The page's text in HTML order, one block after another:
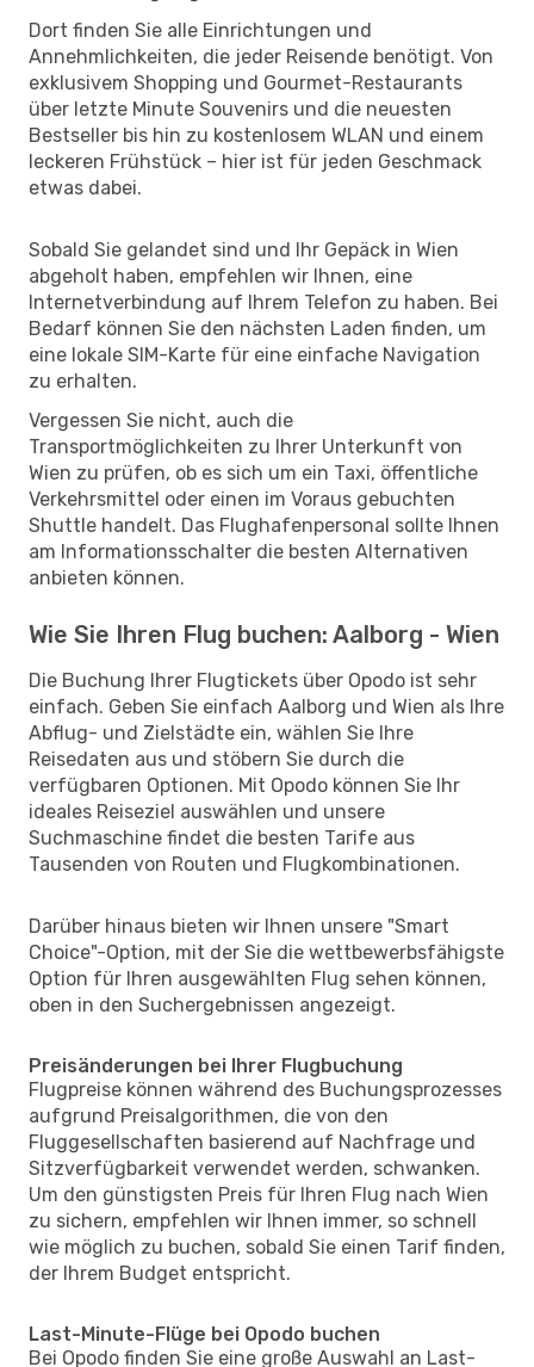
Dort finden Sie alle Einrichtungen und
Annehmlichkeiten, die jeder Reisende benötigt. Von
exklusivem Shopping und Gourmet-Restaurants
über letzte Minute Souvenirs und die neuesten
Bestseller bis hin zu kostenlosem WLAN und einem
leckeren Frühstück – hier ist für jeden Geschmack
etwas dabei.
Sobald Sie gelandet sind und Ihr Gepäck in Wien
abgeholt haben, empfehlen wir Ihnen, eine
Internetverbindung auf Ihrem Telefon zu haben. Bei
Bedarf können Sie den nächsten Laden finden, um
eine lokale SIM-Karte für eine einfache Navigation
zu erhalten.
Vergessen Sie nicht, auch die
Transportmöglichkeiten zu Ihrer Unterkunft von
Wien zu prüfen, ob es sich um ein Taxi, öffentliche
Verkehrsmittel oder einen im Voraus gebuchten
Shuttle handelt. Das Flughafenpersonal sollte Ihnen
am Informationsschalter die besten Alternativen
anbieten können.
Wie Sie Ihren Flug buchen: Aalborg - Wien
Die Buchung Ihrer Flugtickets über Opodo ist sehr
einfach. Geben Sie einfach Aalborg und Wien als Ihre
Abflug- und Zielstädte ein, wählen Sie Ihre
Reisedaten aus und stöbern Sie durch die
verfügbaren Optionen. Mit Opodo können Sie Ihr
ideales Reiseziel auswählen und unsere
Suchmaschine findet die besten Tarife aus
Tausenden von Routen und Flugkombinationen.
Darüber hinaus bieten wir Ihnen unsere "Smart
Choice"-Option, mit der Sie die wettbewerbsfähigste
Option für Ihren ausgewählten Flug sehen können,
oben in den Suchergebnissen angezeigt.
Preisänderungen bei Ihrer Flugbuchung
Flugpreise können während des Buchungsprozesses
aufgrund Preisalgorithmen, die von den
Fluggesellschaften basierend auf Nachfrage und
Sitzverfügbarkeit verwendet werden, schwanken.
Um den günstigsten Preis für Ihren Flug nach Wien
zu sichern, empfehlen wir Ihnen immer, so schnell
wie möglich zu buchen, sobald Sie einen Tarif finden,
der Ihrem Budget entspricht.
Last-Minute-Flüge bei Opodo buchen
Bei Opodo finden Sie eine große Auswahl an Last-